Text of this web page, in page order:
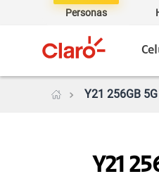
Personas
Y21 256GB
Y21